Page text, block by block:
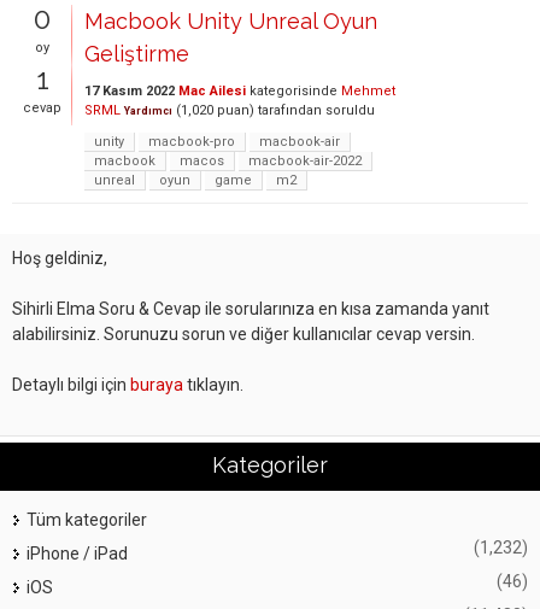
0
oy
1
cevap
Macbook Unity Unreal Oyun
Geliştirme
17 Kasım 2022 Mac Ailesi kategorisinde Mehmet
SRML Yardımcı (1,020 puan) tarafından soruldu
unity
macbook-pro
macbook-air
macbook
macos
macbook-air-2022
unreal
oyun game m2
Hoş geldiniz,
Sihirli Elma Soru & Cevap ile sorularınıza en kısa zamanda yanıt
alabilirsiniz. Sorunuzu sorun ve diğer kullanıcılar cevap versin.
Detaylı bilgi için buraya tıklayın.
Kategoriler
Tüm kategoriler
iPhone / iPad
(1,232)
iOS (46)